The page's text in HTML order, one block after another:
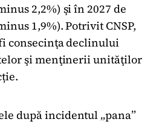
2,2%) şi în 2027 de
1,9%). Potrivit CNSP,
consecinţa declinului
şi menţinerii unităţilor
după incidentul „pana”